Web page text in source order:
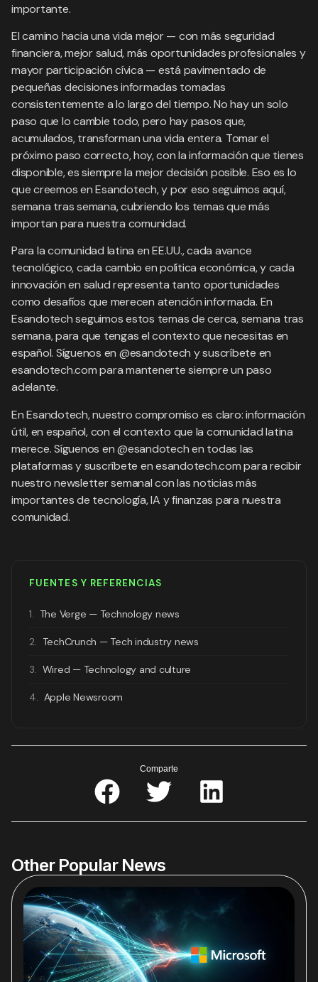
importante.
El camino hacia una vida mejor — con más seguridad
financiera, mejor salud, más oportunidades profesionales y
mayor participación cívica — está pavimentado de
pequeñas decisiones informadas tomadas
consistentemente a lo largo del tiempo. No hay un solo
paso que lo cambie todo, pero hay pasos que,
acumulados, transforman una vida entera. Tomar el
próximo paso correcto, hoy, con la información que tienes
disponible, es siempre la mejor decisión posible. Eso es lo
que creemos en Esandotech, y por eso seguimos aquí,
semana tras semana, cubriendo los temas que más
importan para nuestra comunidad.
Para la comunidad latina en EE.UU., cada avance
tecnológico, cada cambio en política económica, y cada
innovación en salud representa tanto oportunidades
como desafíos que merecen atención informada. En
Esandotech seguimos estos temas de cerca, semana tras
semana, para que tengas el contexto que necesitas en
español. Síguenos en @esandotech y suscríbete en
esandotech.com para mantenerte siempre un paso
adelante.
En Esandotech, nuestro compromiso es claro: información
útil, en español, con el contexto que la comunidad latina
merece. Síguenos en @esandotech en todas las
plataformas y suscríbete en esandotech.com para recibir
nuestro newsletter semanal con las noticias más
importantes de tecnología, IA y finanzas para nuestra
comunidad.
FUENTES Y REFERENCIAS
1. The Verge — Technology news
2. TechCrunch — Tech industry news
3. Wired — Technology and culture
4. Apple Newsroom
Comparte
Other Popular News